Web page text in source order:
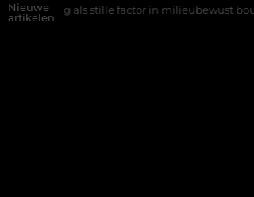
Nieuwe
artikelen
stille factor in milieubewust bouwen Zo